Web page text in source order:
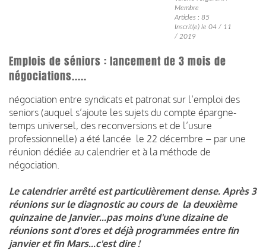
Membre
Articles : 85
Inscrit(e) le 04 / 11
/ 2019
Emplois de séniors : lancement de 3 mois de
négociations.....
négociation entre syndicats et patronat sur l’emploi des
seniors (auquel s’ajoute les sujets du compte épargne-
temps universel, des reconversions et de l’usure
professionnelle) a été lancée le 22 décembre – par une
réunion dédiée au calendrier et à la méthode de
négociation.
Le calendrier arrêté est particulièrement dense. Après 3
réunions sur le diagnostic au cours de la deuxième
quinzaine de Janvier...pas moins d'une dizaine de
réunions sont d'ores et déjà programmées entre fin
janvier et fin Mars...c'est dire !